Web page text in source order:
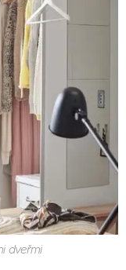
dveřmi